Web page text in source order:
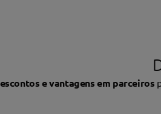
e vantagens em parceiros